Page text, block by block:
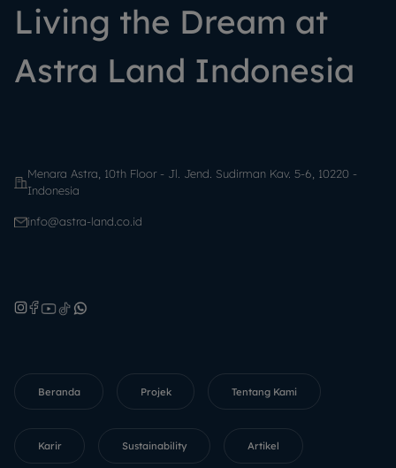
Living the Dream at
Astra Land Indonesia
Menara Astra, 10th Floor - Jl. Jend. Sudirman Kav. 5-6, 10220 -
Indonesia
info@astra-land.co.id
Beranda Projek Tentang Kami
Karir Sustainability Artikel